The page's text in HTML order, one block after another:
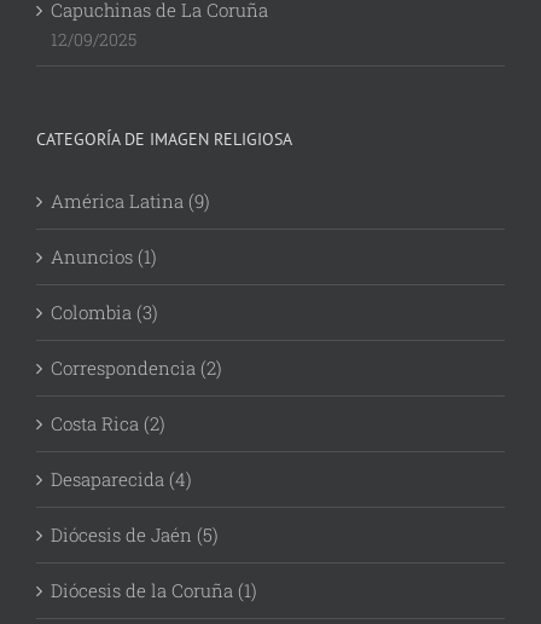
Capuchinas de La Coruña
12/09/2025
CATEGORÍA DE IMAGEN RELIGIOSA
América Latina (9)
Anuncios (1)
Colombia (3)
Correspondencia (2)
Costa Rica (2)
Desaparecida (4)
Diócesis de Jaén (5)
Diócesis de la Coruña (1)